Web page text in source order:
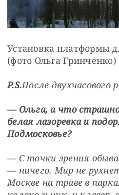
Установка платформы
(фото Ольга Гринченко)
P.S.После двухчасового
— Ольга, а что
белая лазоревка и
Подмосковье?
— С точки зрения
— ничего. Мир не
Москве на траве в